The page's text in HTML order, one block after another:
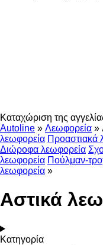
Καταχώριση της
Autoline » Λεωφορεία »
λεωφορεία Προαστιακά
Διώροφα λεωφορεία
λεωφορεία Πούλμαν-
λεωφορεία »
Αστικά
Κατηγορία